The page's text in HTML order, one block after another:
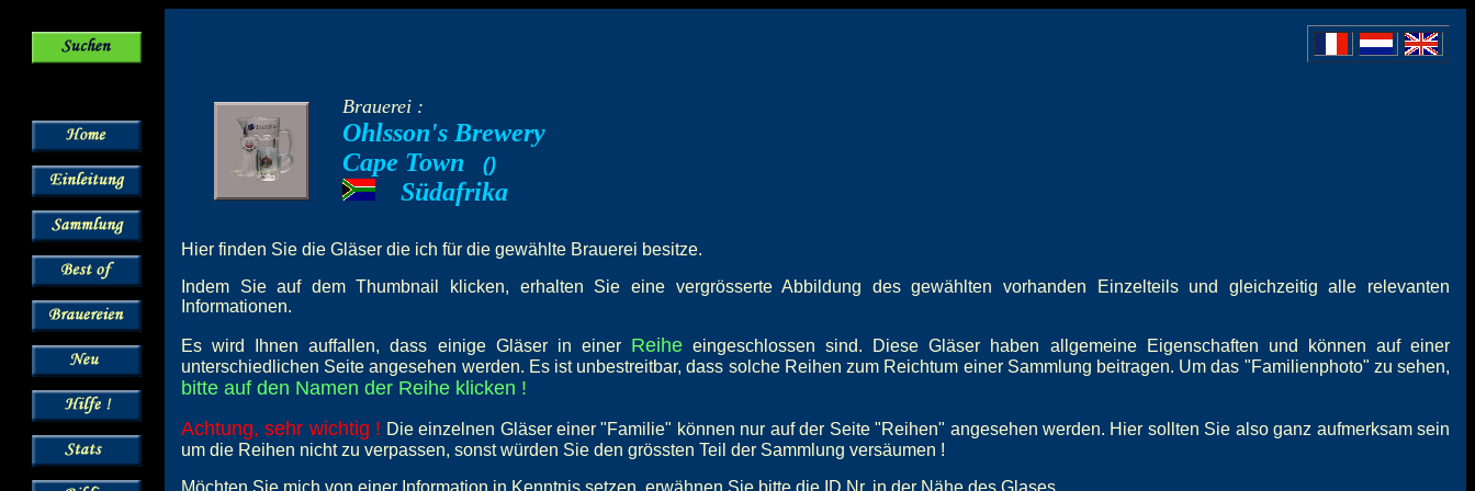
Brauerei :
Ohlsson's Brewery
Cape Town
()
Südafrika
Hier finden Sie die Gläser die ich für die gewählte Brauerei besitze.
Indem Sie auf dem Thumbnail klicken, erhalten Sie eine vergrösserte Abbildung des gewählten vorhanden Einzelteils und gleichzeitig alle relevanten
Informationen.
Es wird Ihnen auffallen, dass einige Gläser in einer Reiheeingeschlossen sind. Diese Gläser haben allgemeine Eigenschaften und können auf einer
unterschiedlichen Seite angesehen werden. Es ist unbestreitbar, dass solche Reihen zum Reichtum einer Sammlung beitragen. Um das "Familienphoto" zu sehen,
bitte auf den Namen der Reihe klicken !
Achtung, sehr wichtig ! Die einzelnen Gläser einer "Familie" können nur auf der Seite "Reihen" angesehen werden. Hier sollten Sie also ganz aufmerksam sein
um die Reihen nicht zu verpassen, sonst würden Sie den grössten Teil der Sammlung versäumen !
Möchten Sie mich von einer Information in Kenntnis setzen, erwähnen Sie bitte die ID Nr. in der Nähe des Glases.